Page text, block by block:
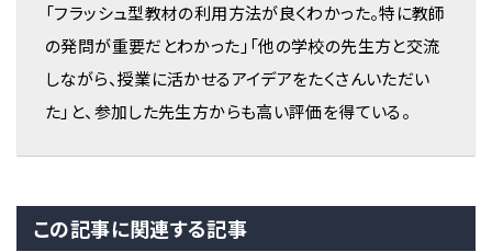
「フラッシュ型教材の利用方法が良くわかった。特に教師
の発問が重要だとわかった」「他の学校の先生方と交流
しながら、授業に活かせるアイデアをたくさんいただい
た」と、参加した先生方からも高い評価を得ている。
この記事に関連する記事